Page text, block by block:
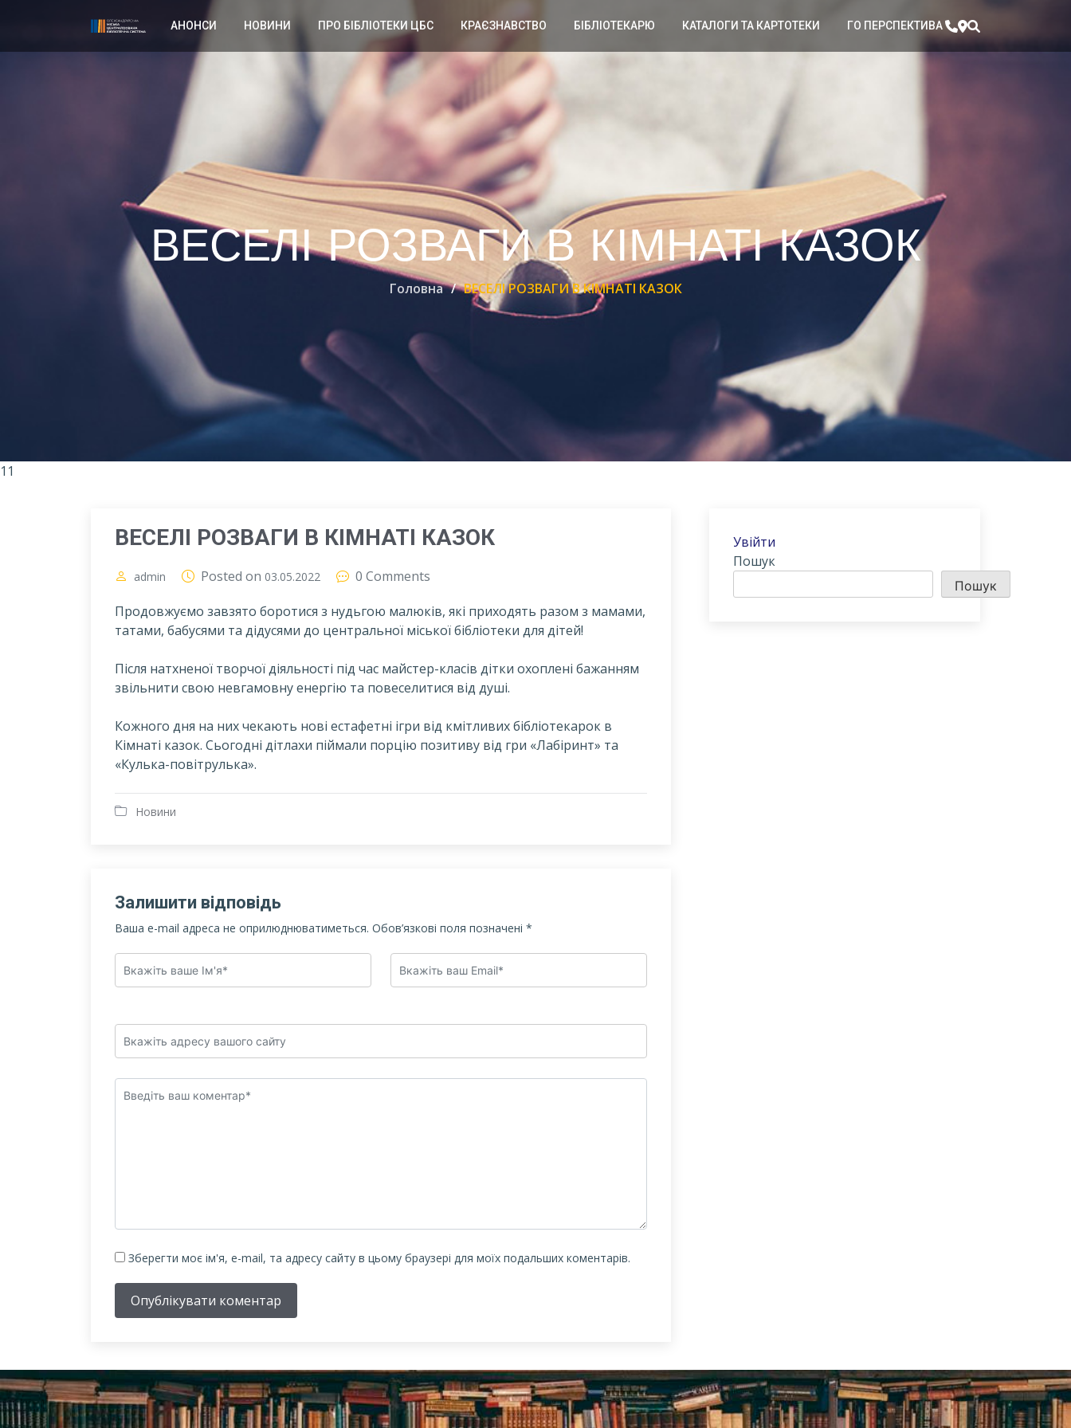
АНОНСИ НОВИНИ ПРО БІБЛІОТЕКИ ЦБС КРАЄЗНАВСТВО БІБЛІОТЕКАРЮ КАТАЛОГИ ТА КАРТОТЕКИ ГО ПЕРСПЕКТИВА
ВЕСЕЛІ РОЗВАГИ В КІМНАТІ КАЗОК
Головна ВЕСЕЛІ РОЗВАГИ В КІМНАТІ КАЗОК
11
ВЕСЕЛІ РОЗВАГИ В КІМНАТІ КАЗОК
admin Posted on 03.05.2022
0 Comments
Продовжуємо завзято боротися з нудьгою малюків, які приходять разом з мамами,
татами, бабусями та дідусями до центральної міської бібліотеки для дітей!
Після натхненої творчої діяльності під час майстер-класів дітки охоплені бажанням
звільнити свою невгамовну енергію та повеселитися від душі.
Кожного дня на них чекають нові естафетні ігри від кмітливих бібліотекарок в
Кімнаті казок. Сьогодні дітлахи піймали порцію позитиву від гри «Лабіринт» та
«Кулька-повітрулька».
Новини
Залишити відповідь
Ваша e-mail адреса не оприлюднюватиметься. Обов’язкові поля позначені *
Зберегти моє ім'я, e-mail, та адресу сайту в цьому браузері для моїх подальших коментарів.
Опублікувати коментар
Увійти
Пошук
Пошук